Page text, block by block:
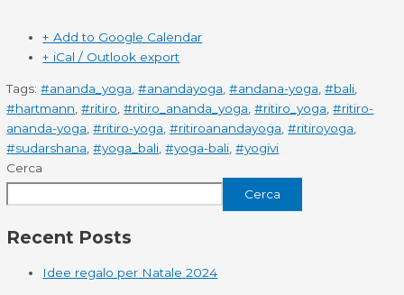
+ Add to Google Calendar
+ iCal / Outlook export
Tags:#ananda_yoga,#anandayoga,#andana-yoga,#bali,
#hartmann,#ritiro,#ritiro_ananda_yoga,#ritiro_yoga,#ritiro-
ananda-yoga,#ritiro-yoga,#ritiroanandayoga,#ritiroyoga,
#sudarshana,#yoga_bali,#yoga-bali,#yogivi
Cerca
Cerca
Recent Posts
Idee regalo per Natale 2024